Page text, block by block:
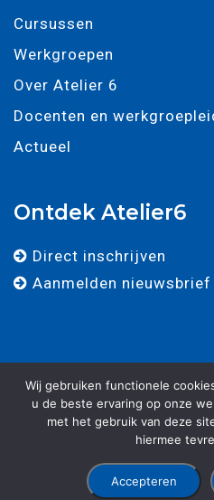
Cursussen
Werkgroepen
Over Atelier 6
Docenten en
Actueel
Ontdek Atelier6
Direct inschrijven
Aanmelden nieuwsbrief
© 2025 - Atelier 6 - Alle
Group
Wij gebruiken functionele
u de beste ervaring op onze
met het gebruik van deze
hiermee
Accepteren